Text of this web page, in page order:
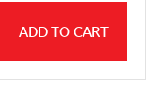
do czyszczenia
ADD TO CART